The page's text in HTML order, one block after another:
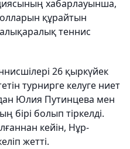
хабарлауынша,
құрайтын
теннис
26 қыркүйек
турнирге келуге ниет
Юлия Путинцева мен
бірі болып тіркелді.
кейін, Нұр-
жетті.